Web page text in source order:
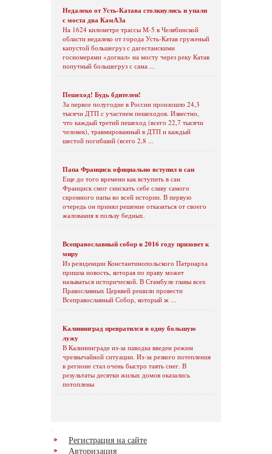
Недалеко от Усть-Катава столкнулись и упали
с моста два КамАЗа
На 1624 километре трассы М-5 в Челябинской
области недалеко от города Усть-Катав груженый
капустой большегруз с дагестанскими
госномерами «догнал» на мосту через реку Катав
попутный большегруз с сама ...
Пешеход! Будь бдителен!
За первое полугодие в России произошло 24,3
тысячи ДТП с участием пешеходов. Известно,
что каждый третий пешеход (всего 22,7 тысячи
человек), травмированный в ДТП и каждый
шестой погибший (всего 2,8 ...
Папа Франциск официально вступил в сан
Еще до того времени как вступить в сан
Франциск смог снискать себе славу самого
скромного папы во всей истории. В первую
очередь он принял решение отказаться от своего
жалования в пользу бедных.
Всеправославный собор в 2016 году призовет к
миру
Из резиденции Константинопольского Патриарха
пришла новость, которая по праву может
называться исторической. В Стамбуле главы всех
Православных Церквей решили провести
Всеправославный Собор, который ж ...
Калининград превратился в одну большую
лужу
В Калининграде из-за паводка введен режим
чрезвычайной ситуации. Из-за резкого потепления
в регионе стал очень быстро таять снег. В
результаты десятки жилых домов оказались
потоплены
Регистрация на сайте
Авторизация